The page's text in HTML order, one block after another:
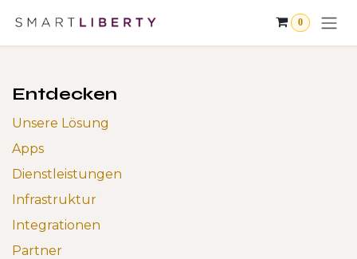
0
Entdecken
Unsere Lösung
Apps
Dienstleistungen
Infrastruktur
Integrationen
Partner